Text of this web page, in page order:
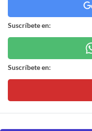
Suscríbete en:
Suscríbete en: